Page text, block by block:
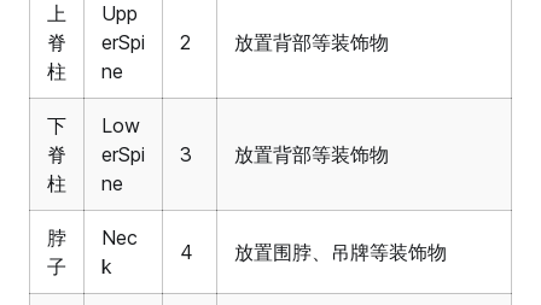
上
脊
柱
Upp
erSpi
ne
2 放置背部等装饰物
下
脊
柱
Low
erSpi
ne
3 放置背部等装饰物
脖
子
Nec
k
4 放置围脖、吊牌等装饰物